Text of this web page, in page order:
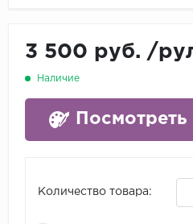
3 500 руб. /
Наличие
Посмотреть
Количество товара: